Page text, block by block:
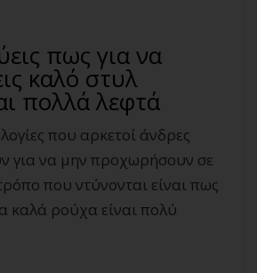
πως για να
καλό στυλ
πολλά λεφτά
που αρκετοί άνδρες
για να μην προχωρήσουν σε
που ντύνονται είναι πως
καλά ρούχα είναι πολύ